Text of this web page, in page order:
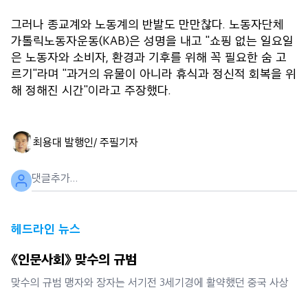
그러나 종교계와 노동계의 반발도 만만찮다. 노동자단체
가톨릭노동자운동(KAB)은 성명을 내고 "쇼핑 없는 일요일
은 노동자와 소비자, 환경과 기후를 위해 꼭 필요한 숨 고
르기"라며 "과거의 유물이 아니라 휴식과 정신적 회복을 위
해 정해진 시간"이라고 주장했다.
최용대 발행인/ 주필기자
헤드라인 뉴스
《인문사회》 맞수의 규범
맞수의 규범 맹자와 장자는 서기전 3세기경에 활약했던 중국 사상